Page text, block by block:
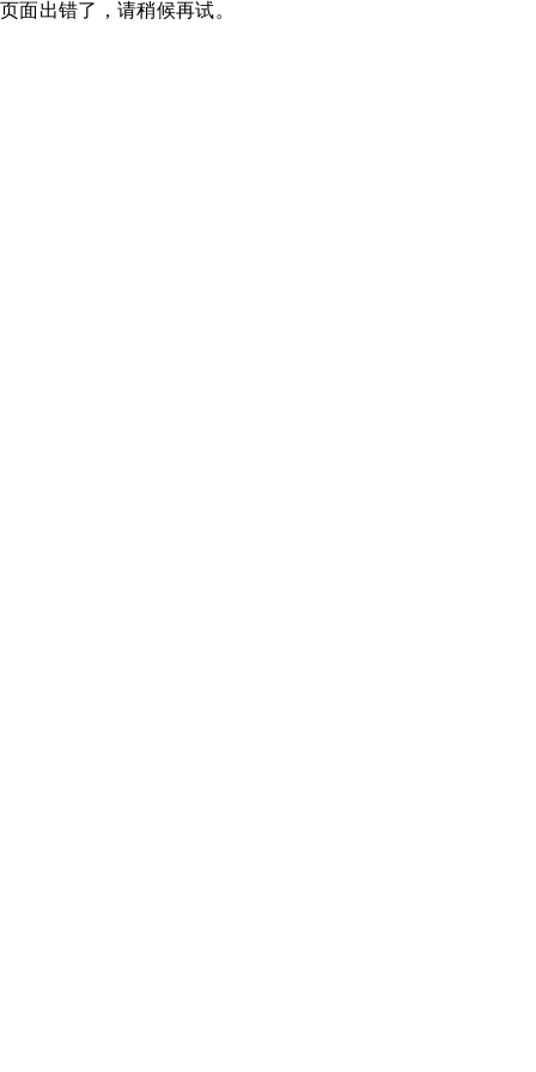
页面出错了，请稍候再试。